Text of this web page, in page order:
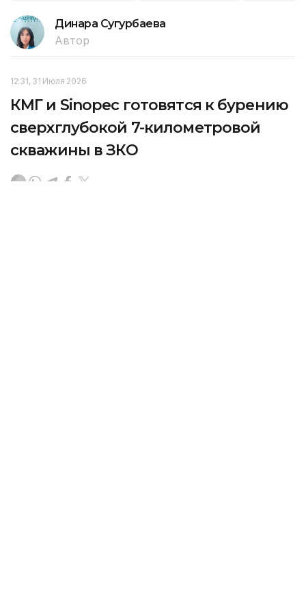
Динара Сугурбаева
Автор
12:31, 31 Июля 2026
КМГ и Sinopec готовятся к бурению
сверхглубокой 7-километровой
скважины в ЗКО